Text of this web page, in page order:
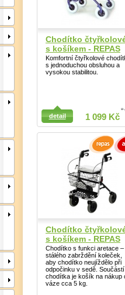
Chodítko
s košíkem - REPAS
Komfortní čtyřkolové
s jednoduchou obsluhou a
vysokou stabilitou.
1 099 Kč
detail
Detail
Chodítko
s košíkem - REPAS
Chodítko s funkci aretace –
stálého zabrždění koleček,
aby chodítko neujíždělo při
odpočinku v sedě. Součástí
chodítka je košík na nákup
váze cca 5 kg.